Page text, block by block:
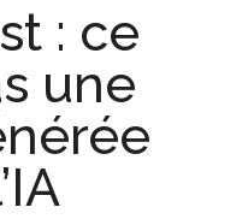
: ce
une